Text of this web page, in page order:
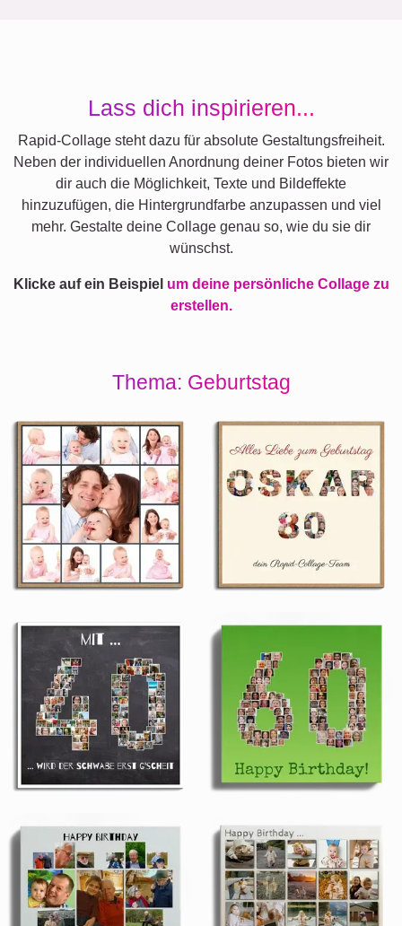
Lass dich inspirieren...
Rapid-Collage steht dazu für absolute Gestaltungsfreiheit.
Neben der individuellen Anordnung deiner Fotos bieten wir
dir auch die Möglichkeit, Texte und Bildeffekte
hinzuzufügen, die Hintergrundfarbe anzupassen und viel
mehr. Gestalte deine Collage genau so, wie du sie dir
wünschst.
Klicke auf ein Beispiel um deine persönliche Collage zu
erstellen.
Thema: Geburtstag